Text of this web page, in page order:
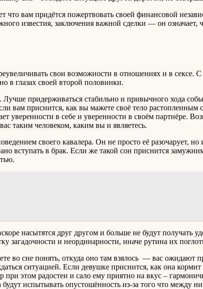
что вам придётся пожертвовать своей финансовой
известия, заключения важной сделки — он означает,
свои возможности в отношениях и в сексе.
в глазах своей второй половинки.
Лучше придерживаться стабильно и привычного хода
вам приснится, как вы мажете своё тело
уверенности в себе и уверенности в своём партнёре.
таким человеком, каким вы и являетесь.
своего кавалера. Он не просто её разочарует,
вступать в брак. Если же такой сон приснится
насытятся друг другом и больше не будут получать
загадочности и неординарности, иначе рутина их
во сне понять, откуда оно там взялось — вас
ситуацией. Если девушке приснится, как она
этом радостен и сало ему приятно на вкус –
будут испытывать опустошённость из-за того что между